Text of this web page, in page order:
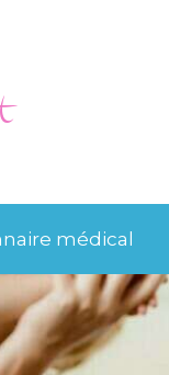
médical